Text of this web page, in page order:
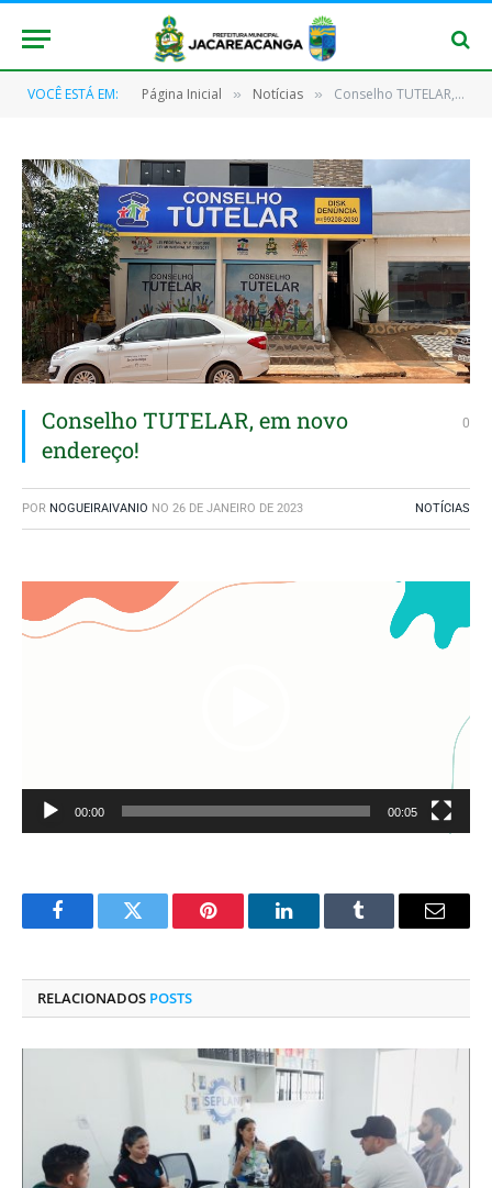
VOCÊ ESTÁ EM: Página Inicial » Notícias » Conselho TUTELAR, em novo endereço!
Conselho TUTELAR, em novo
endereço!
0
POR NOGUEIRAIVANIO NO 26 DE JANEIRO DE 2023 NOTÍCIAS
Tocador
de
00:00 00:05
FacebookTwitter Pinterest O
Tumblr
E-
RELACIONADOS POSTS